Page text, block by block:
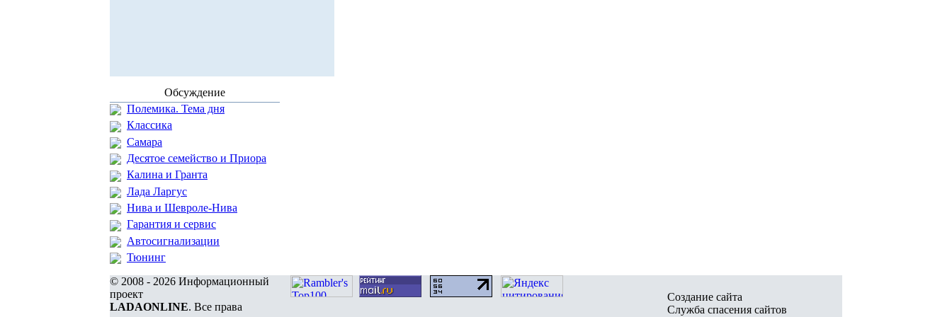
Обсуждение
Полемика. Тема дня
Классика
Самара
Десятое семейство и Приора
Калина и Гранта
Лада Ларгус
Нива и Шевроле-Нива
Гарантия и сервис
Автосигнализации
Тюнинг
© 2008 - 2026 Информационный
проект
LADAONLINE. Все права
Создание сайта
Служба спасения сайтов